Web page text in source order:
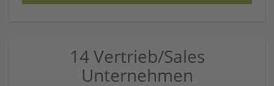
14 Vertrieb/Sales
Unternehmen